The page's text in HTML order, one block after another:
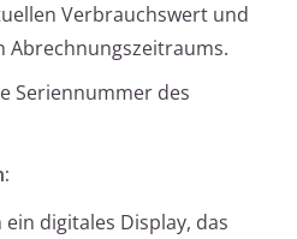
Verbrauchswert und
Abrechnungszeitraums.
Seriennummer des
digitales Display, das